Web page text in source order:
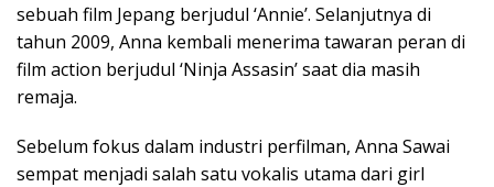
sebuah film Jepang berjudul ‘Annie’. Selanjutnya di
tahun 2009, Anna kembali menerima tawaran peran di
film action berjudul ‘Ninja Assasin’ saat dia masih
remaja.
Sebelum fokus dalam industri perfilman, Anna Sawai
sempat menjadi salah satu vokalis utama dari girl